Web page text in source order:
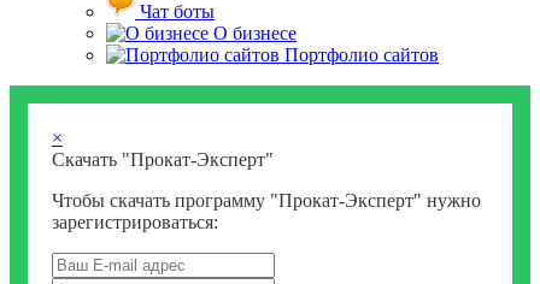
Чат боты
О бизнесе
Портфолио сайтов
×
Скачать "Прокат-Эксперт"
Чтобы скачать программу "Прокат-Эксперт" нужно
зарегистрироваться: